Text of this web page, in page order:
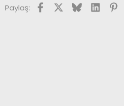
Paylaş: FacebookX (Twitter)
BlueskyLinkedIn